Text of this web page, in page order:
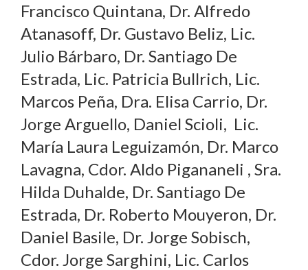
Francisco Quintana, Dr. Alfredo
Atanasoff, Dr. Gustavo Beliz, Lic.
Julio Bárbaro, Dr. Santiago De
Estrada, Lic. Patricia Bullrich, Lic.
Marcos Peña, Dra. Elisa Carrio, Dr.
Jorge Arguello, Daniel Scioli, Lic.
María Laura Leguizamón, Dr. Marco
Lavagna, Cdor. Aldo Pigananeli , Sra.
Hilda Duhalde, Dr. Santiago De
Estrada, Dr. Roberto Mouyeron, Dr.
Daniel Basile, Dr. Jorge Sobisch,
Cdor. Jorge Sarghini, Lic. Carlos